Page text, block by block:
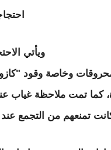
ويأتي
وخاصة وقود
كما تمت ملاحظة غياب
كانت تمنعهم من التجمع